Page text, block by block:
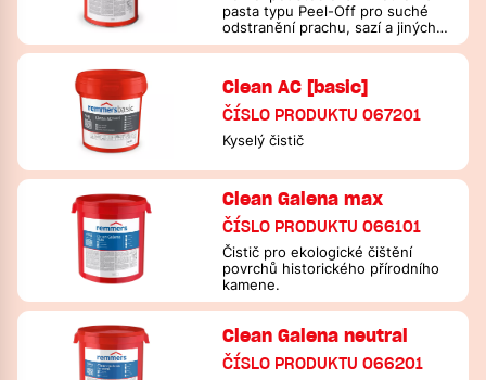
pasta typu Peel-Off pro suché
odstranění prachu, sazí a jiných
nečistot
Clean AC [basic]
ČÍSLO PRODUKTU 067201
Kyselý čistič
Clean Galena max
ČÍSLO PRODUKTU 066101
Čistič pro ekologické čištění
povrchů historického přírodního
kamene.
Clean Galena neutral
ČÍSLO PRODUKTU 066201